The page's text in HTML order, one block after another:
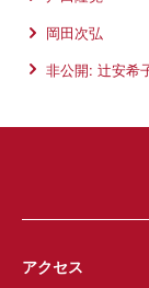
岡田次弘
非公開: 辻安希
アクセス